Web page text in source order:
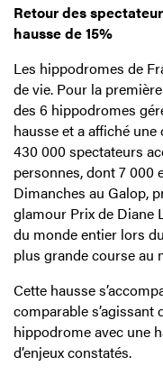
Retour des
hausse de 15%
Les hippodromes de
de vie. Pour la
des 6 hippodromes
hausse et a affiché
430 000 spectateurs
personnes, dont 7 000
Dimanches au Galop,
glamour Prix de Diane
du monde entier lors
plus grande course au
Cette hausse
comparable
hippodrome avec une
d’enjeux constatés.